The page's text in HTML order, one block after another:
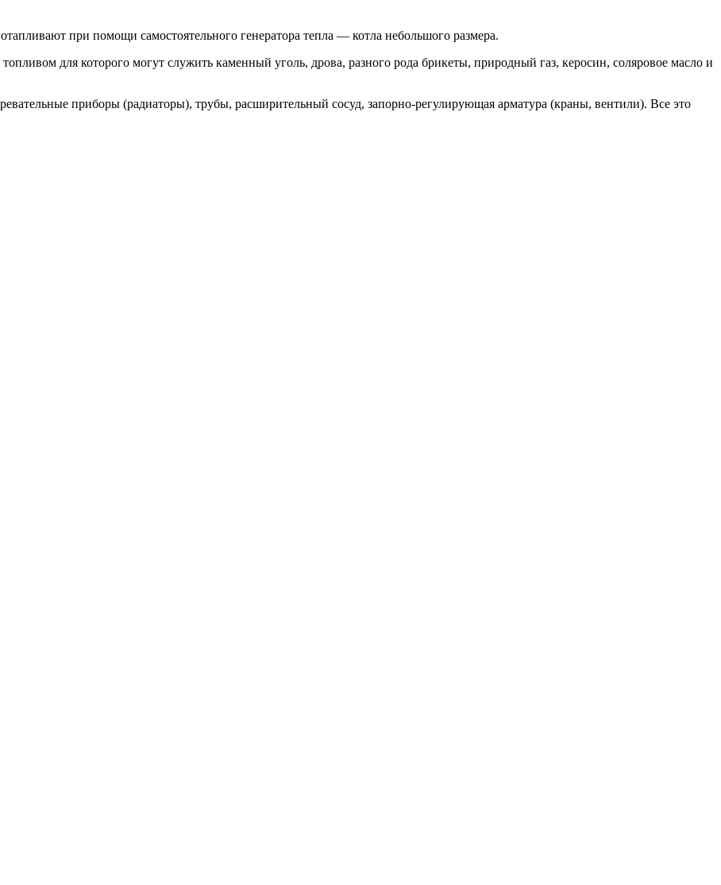
при помощи самостоятельного генератора тепла — котла небольшого размера.
для которого могут служить каменный уголь, дрова, разного рода брикеты, природный газ, керосин, соляровое масло и
приборы (радиаторы), трубы, расширительный сосуд, запорно-регулирующая арматура (краны, вентили). Все это